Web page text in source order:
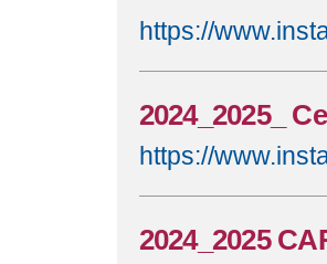
2022-23_VÍDEO
2022-23¡¡SOMOS
MACHADO"
2022_ 6ºP
https://
2024_2025_
https://
2024_2025